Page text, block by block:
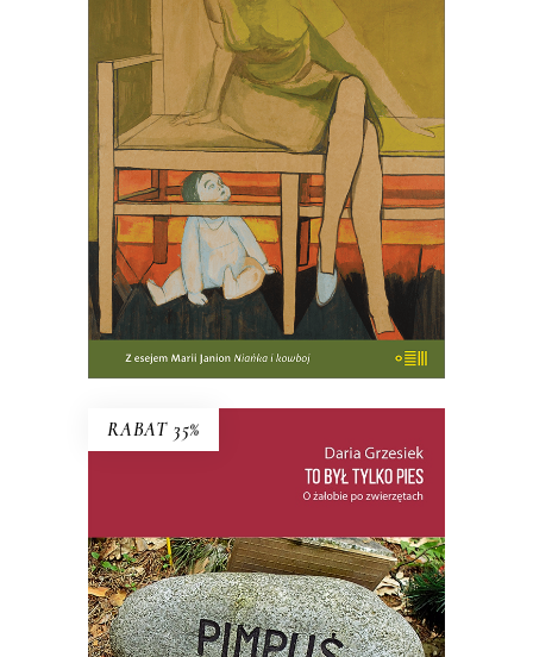
HISTORIA MIŁOŚCI
MACIERZYŃSKIEJ (ebook)
PREMIERA w kwietniu
47.00 zł
KSIĄŻKA DO KOSZYKA
RABAT 35%
TO BYŁ TYLKO PIES
PREMIERA: 22 PAŹDZIERNIKA 2025